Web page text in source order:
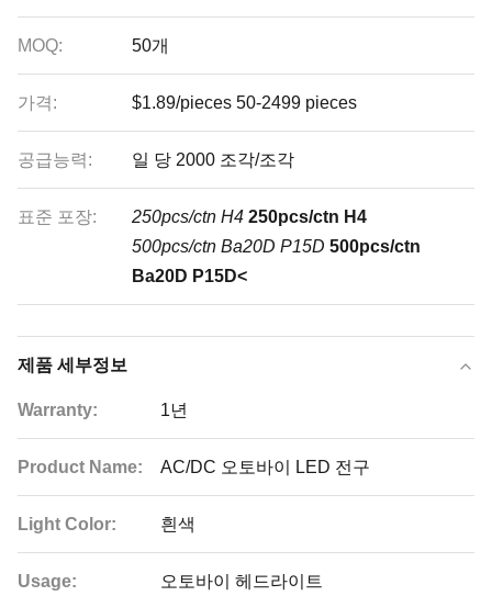
MOQ: 50개
가격: $1.89/pieces 50-2499 pieces
공급능력: 일 당 2000 조각/조각
표준 포장: 250pcs/ctn H4 250pcs/ctn H4
500pcs/ctn Ba20D P15D 500pcs/ctn
Ba20D P15D<
제품 세부정보
Warranty: 1년
Product Name: AC/DC 오토바이 LED 전구
Light Color: 흰색
Usage: 오토바이 헤드라이트